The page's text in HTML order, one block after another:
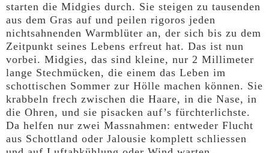
starten die Midgies durch. Sie steigen zu tausenden
aus dem Gras auf und peilen rigoros jeden
nichtsahnenden Warmblüter an, der sich bis zu dem
Zeitpunkt seines Lebens erfreut hat. Das ist nun
vorbei. Midgies, das sind kleine, nur 2 Millimeter
lange Stechmücken, die einem das Leben im
schottischen Sommer zur Hölle machen können. Sie
krabbeln frech zwischen die Haare, in die Nase, in
die Ohren, und sie pisacken auf’s fürchterlichste.
Da helfen nur zwei Massnahmen: entweder Flucht
aus Schottland oder Jalousie komplett schliessen